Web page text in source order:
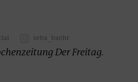
seba_baehr
Der Freitag.